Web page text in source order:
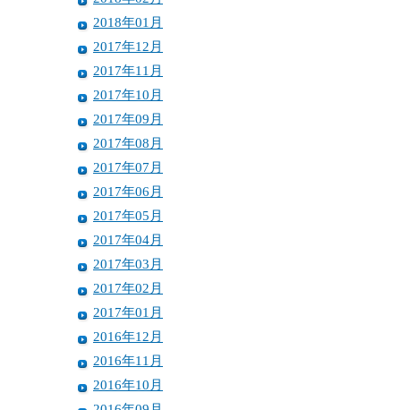
2018年01月
2017年12月
2017年11月
2017年10月
2017年09月
2017年08月
2017年07月
2017年06月
2017年05月
2017年04月
2017年03月
2017年02月
2017年01月
2016年12月
2016年11月
2016年10月